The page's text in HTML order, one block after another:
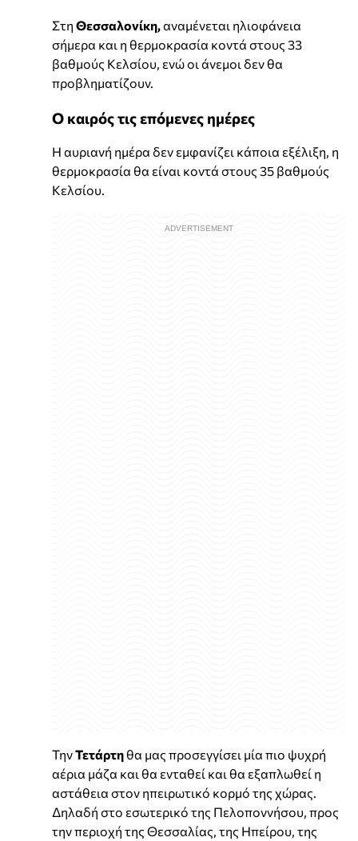
Στη Θεσσαλονίκη,αναμένεται ηλιοφάνεια
σήμερα και η θερμοκρασία κοντά στους 33
βαθμούς Κελσίου, ενώ οι άνεμοι δεν θα
προβληματίζουν.
Ο καιρός τις επόμενες ημέρες
Η αυριανή ημέρα δεν εμφανίζει κάποια εξέλιξη, η
θερμοκρασία θα είναι κοντά στους 35 βαθμούς
Κελσίου.
ΤηνΤετάρτηθα μας προσεγγίσει μία πιο ψυχρή
αέρια μάζα και θα ενταθεί και θα εξαπλωθεί η
αστάθεια στον ηπειρωτικό κορμό της χώρας.
Δηλαδή στο εσωτερικό της Πελοποννήσου, προς
την περιοχή της Θεσσαλίας, της Ηπείρου, της